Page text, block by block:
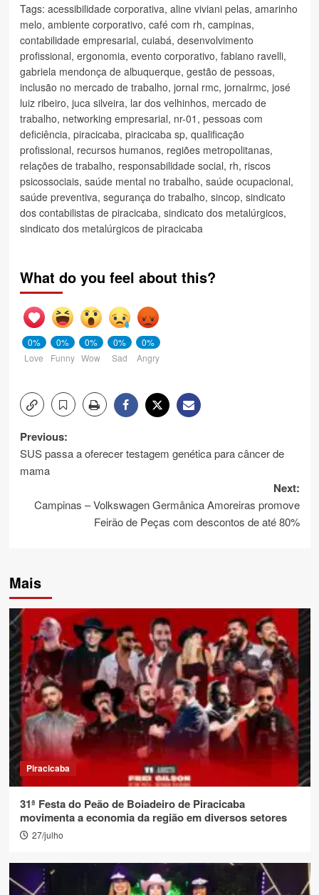
Tags: acessibilidade corporativa, aline viviani pelas, amarinho
melo, ambiente corporativo, café com rh, campinas,
contabilidade empresarial, cuiabá, desenvolvimento
profissional, ergonomia, evento corporativo, fabiano ravelli,
gabriela mendonça de albuquerque, gestão de pessoas,
inclusão no mercado de trabalho, jornal rmc, jornalrmc, josé
luiz ribeiro, juca silveira, lar dos velhinhos, mercado de
trabalho, networking empresarial, nr-01 , pessoas com
deficiência, piracicaba, piracicaba sp, qualificação
profissional, recursos humanos, regiões metropolitanas,
relações de trabalho, responsabilidade social, rh, riscos
psicossociais, saúde mental no trabalho, saúde ocupacional,
saúde preventiva, segurança do trabalho, sincop, sindicato
dos contabilistas de piracicaba, sindicato dos metalúrgicos,
sindicato dos metalúrgicos de piracicaba
What do you feel about this?
0%
Love
0%
Funny
0%
Wow
0%
Sad
0%
Angry
Post
navigation
Previous:
SUS passa a oferecer testagem genética para câncer de
mama
Next:
Campinas – Volkswagen Germânica Amoreiras promove
Feirão de Peças com descontos de até 80%
Mais
Piracicaba
31ª Festa do Peão de Boiadeiro de Piracicaba
movimenta a economia da região em diversos setores
27/julho